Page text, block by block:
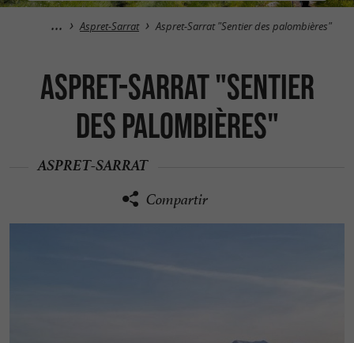
Aspret-Sarrat Aspret-Sarrat "Sentier des palombières"
Aspret-Sarrat "Sentier
des palombières"
ASPRET-SARRAT
Compartir